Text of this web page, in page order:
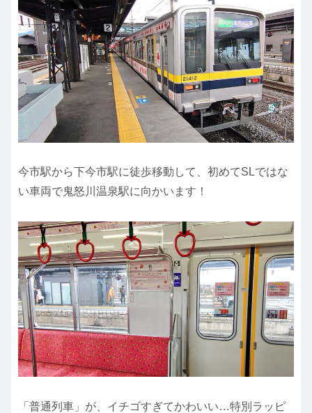
今市駅から下今市駅に徒歩移動して、初めてSLではな
い車両で鬼怒川温泉駅に向かいます！
「普通列車」が、イチゴすぎてかわいい…特別ラッピ